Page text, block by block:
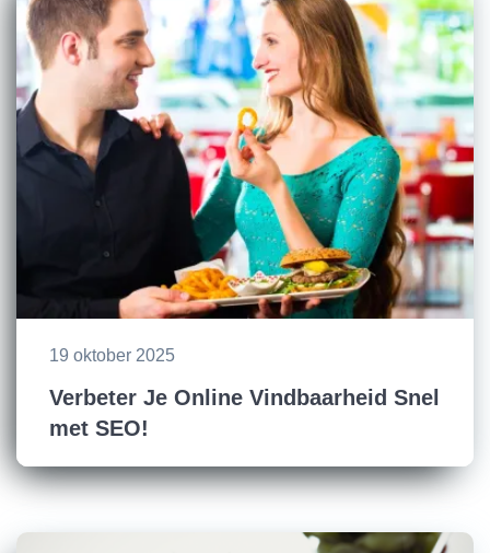
19 oktober 2025
Verbeter Je Online Vindbaarheid Snel
met SEO!